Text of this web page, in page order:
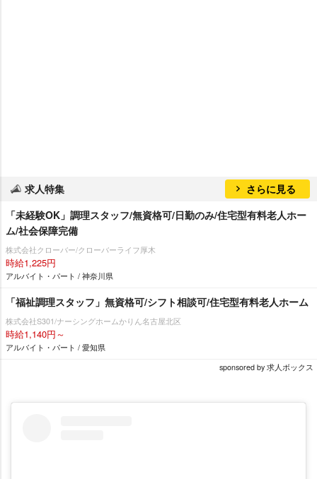
求人特集
さらに見る
「未経験OK」調理スタッフ/無資格可/日勤のみ/住宅型有料老人ホー
ム/社会保障完備
株式会社クローバー/クローバーライフ厚木
時給1,225円
アルバイト・パート / 神奈川県
「福祉調理スタッフ」無資格可/シフト相談可/住宅型有料老人ホーム
株式会社S301/ナーシングホームかりん名古屋北区
時給1,140円～
アルバイト・パート / 愛知県
sponsored by 求人ボックス